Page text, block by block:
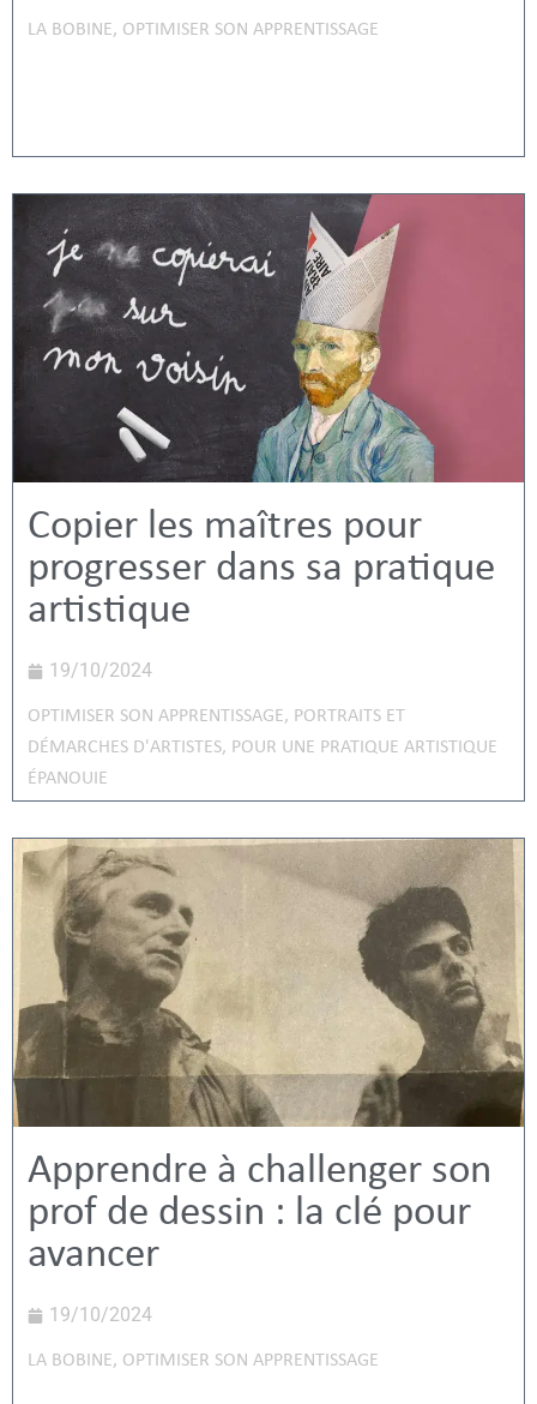
LA BOBINE, OPTIMISER SON APPRENTISSAGE
Copier les maîtres pour
progresser dans sa pratique
artistique
19/10/2024
OPTIMISER SON APPRENTISSAGE, PORTRAITS ET
DÉMARCHES D'ARTISTES, POUR UNE PRATIQUE ARTISTIQUE
ÉPANOUIE
Apprendre à challenger son
prof de dessin : la clé pour
avancer
19/10/2024
LA BOBINE, OPTIMISER SON APPRENTISSAGE